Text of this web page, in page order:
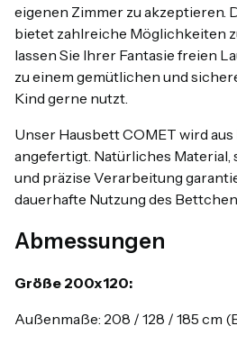
eigenen Zimmer zu
bietet zahlreiche Möglichkeiten
lassen Sie Ihrer Fantasie freien
zu einem gemütlichen und
Kind gerne nutzt.
Unser Hausbett COMET wird
angefertigt. Natürliches
und präzise Verarbeitung
dauerhafte Nutzung des
Abmessungen
Größe 200x120:
Außenmaße: 208 / 128 / 185 cm